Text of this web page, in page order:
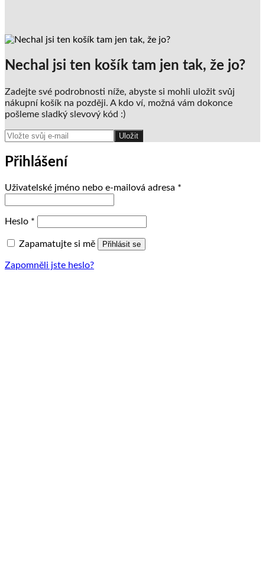
Nechal jsi ten košík tam jen tak, že jo?
Zadejte své podrobnosti níže, abyste si mohli uložit svůj
nákupní košík na později. A kdo ví, možná vám dokonce
pošleme sladký slevový kód :)
Uložit
Přihlášení
Uživatelské jméno nebo e-mailová adresa *
Heslo *
Zapamatujte si mě Přihlásit se
Zapomněli jste heslo?